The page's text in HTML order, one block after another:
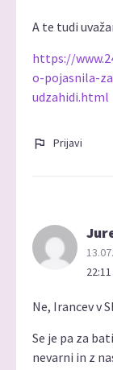
A te tudi
https://
o-pojasnila-
udzahidi.html
Prijavi
22:11
Ne, Irancev v
Se je pa za
nevarni in z